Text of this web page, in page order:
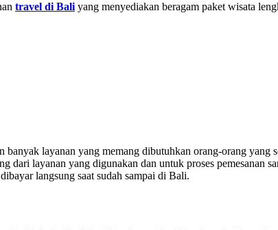
travel di Bali yang menyediakan beragam paket wisata
layanan yang memang dibutuhkan orang-orang yang
layanan yang digunakan dan untuk proses pemesanan
langsung saat sudah sampai di Bali.